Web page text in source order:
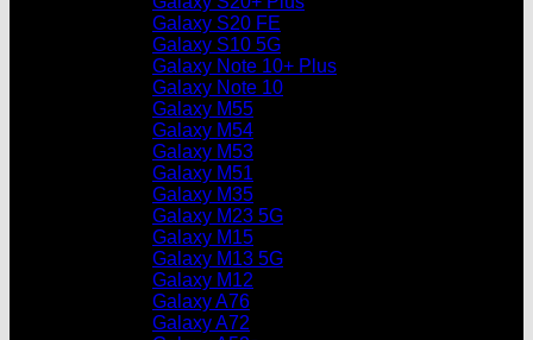
Galaxy S20 FE
Galaxy S10 5G
Galaxy Note 10+ Plus
Galaxy Note 10
Galaxy M55
Galaxy M54
Galaxy M53
Galaxy M51
Galaxy M35
Galaxy M23 5G
Galaxy M15
Galaxy M13 5G
Galaxy M12
Galaxy A76
Galaxy A72